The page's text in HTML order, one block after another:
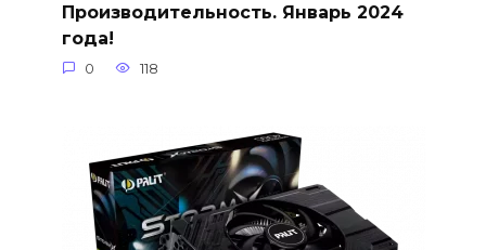
Производительность. Январь 2024
года!
0 118